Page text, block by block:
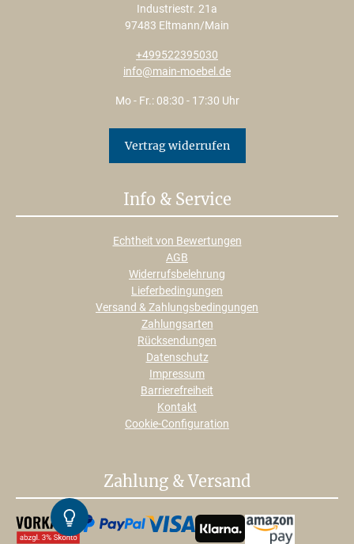
Industriestr. 21a
97483 Eltmann/Main
+499522395030
info@main-moebel.de
Mo - Fr.: 08:30 - 17:30 Uhr
Vertrag widerrufen
Info & Service
Echtheit von Bewertungen
AGB
Widerrufsbelehrung
Lieferbedingungen
Versand & Zahlungsbedingungen
Zahlungsarten
Rücksendungen
Datenschutz
Impressum
Barrierefreiheit
Kontakt
Cookie-Configuration
Zahlung & Versand
Kontrast